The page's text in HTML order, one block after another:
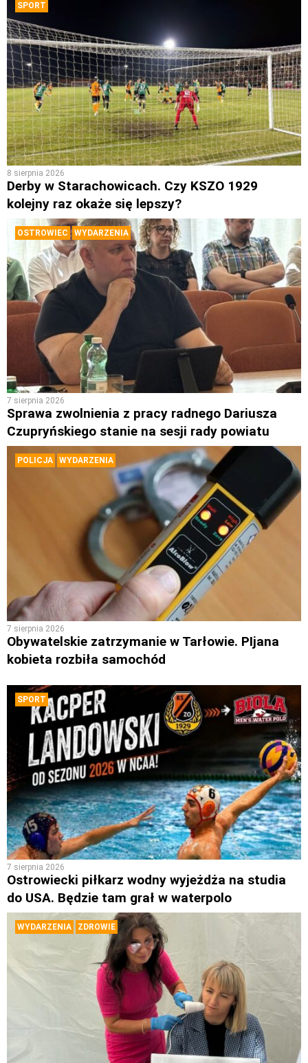
SPORT
8 sierpnia 2026
Derby w Starachowicach. Czy KSZO 1929
kolejny raz okaże się lepszy?
OSTROWIEC WYDARZENIA
7 sierpnia 2026
Sprawa zwolnienia z pracy radnego Dariusza
Czupryńskiego stanie na sesji rady powiatu
POLICJA WYDARZENIA
7 sierpnia 2026
Obywatelskie zatrzymanie w Tarłowie. PIjana
kobieta rozbiła samochód
SPORT
7 sierpnia 2026
Ostrowiecki piłkarz wodny wyjeżdża na studia
do USA. Będzie tam grał w waterpolo
WYDARZENIA ZDROWIE